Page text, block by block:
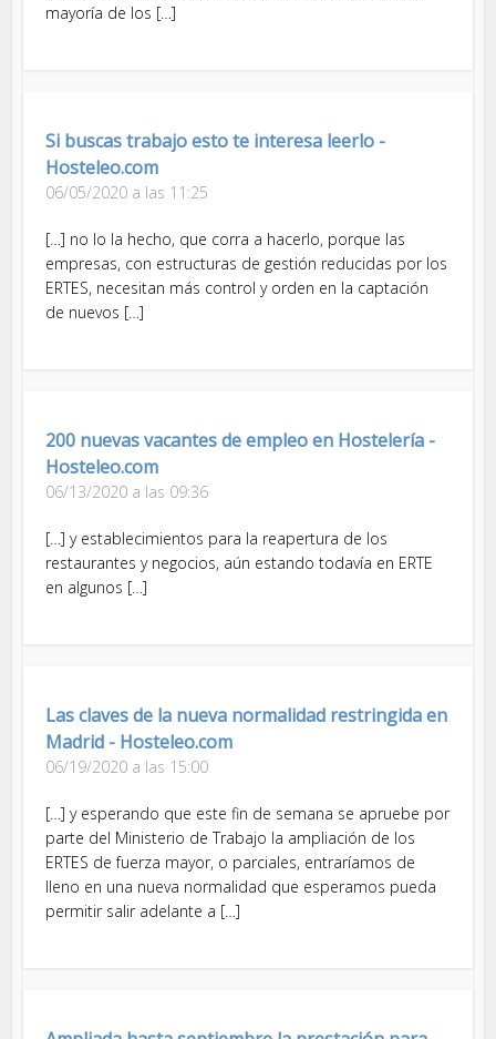
mayoría de los […]
Si buscas trabajo esto te interesa leerlo -
Hosteleo.com
06/05/2020 a las 11:25
[…] no lo la hecho, que corra a hacerlo, porque las
empresas, con estructuras de gestión reducidas por los
ERTES, necesitan más control y orden en la captación
de nuevos […]
200 nuevas vacantes de empleo en Hostelería -
Hosteleo.com
06/13/2020 a las 09:36
[…] y establecimientos para la reapertura de los
restaurantes y negocios, aún estando todavía en ERTE
en algunos […]
Las claves de la nueva normalidad restringida en
Madrid - Hosteleo.com
06/19/2020 a las 15:00
[…] y esperando que este fin de semana se apruebe por
parte del Ministerio de Trabajo la ampliación de los
ERTES de fuerza mayor, o parciales, entraríamos de
lleno en una nueva normalidad que esperamos pueda
permitir salir adelante a […]